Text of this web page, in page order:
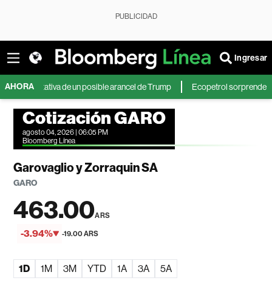
PUBLICIDAD
Ingresar
AHORAde un posible arancel de Trump Ecopetrol sorprende con sus
Cotización GARO
agosto 04, 2026 | 06:05 PM
Bloomberg Línea
Garovaglio y Zorraquin SA
GARO
463.00ARS
-3.94% -19.00 ARS
1D 1M 3M YTD 1A 3A 5A